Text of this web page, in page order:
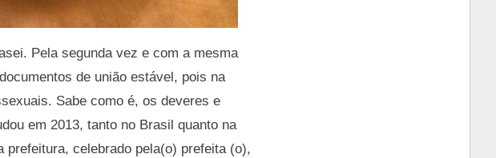
Pela segunda vez e com a mesma
de união estável, pois na
Sabe como é, os deveres e
em 2013, tanto no Brasil quanto na
prefeitura, celebrado pela(o) prefeita (o),